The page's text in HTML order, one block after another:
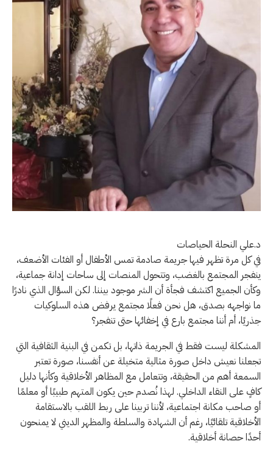
د.علي النحلة الحياصات
في كل مرة تظهر فيها جريمة صادمة تمس الأطفال أو الفئات الأضعف،
ينفجر المجتمع بالغضب، وتتحول المنصات إلى ساحات إدانة جماعية،
وكأن الجميع اكتشف فجأة أن الشر موجود بيننا. لكن السؤال الذي نادرًا
ما نواجهه بصدق، هل نحن فعلًا مجتمع يرفض هذه السلوكيات
جذريًا، أم أننا مجتمع بارع في إخفائها حتى تنفجر؟
المشكلة ليست فقط في الجريمة ذاتها، بل تكمن في البنية الثقافية التي
تجعلنا نعيش داخل صورة مثالية متخيلة عن أنفسنا، صورة تعتبر
السمعة أهم من الحقيقة، وتتعامل مع المظاهر الأخلاقية وكأنها دليل
كافٍ على النقاء الداخلي. لهذا نُصدم حين يكون المتهم طبيبًا أو معلمًا
أو صاحب مكانة اجتماعية، لأننا تربينا على ربط اللقب بالاستقامة
الأخلاقية تلقائيًا، رغم أن الشهادة والسلطة والمظهر الديني لا يمنحون
أحدًا حصانة أخلاقية.